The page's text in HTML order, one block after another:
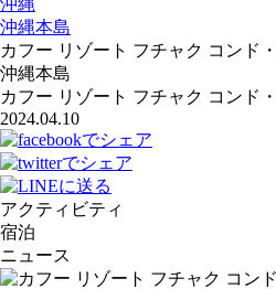
沖縄
沖縄本島
カフー リゾート フチャク コンド
沖縄本島
カフー リゾート フチャク コンド
2024.04.10
アクティビティ
宿泊
ニュース